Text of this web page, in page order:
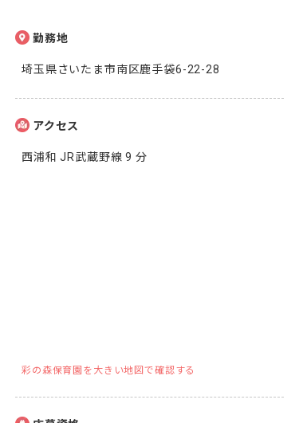
勤務地
埼玉県さいたま市南区鹿手袋6-22-28
アクセス
彩の森保育園を大きい地図で確認する